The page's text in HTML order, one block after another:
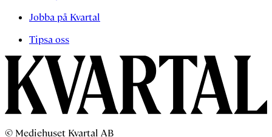
Jobba på Kvartal
Tipsa oss
© Mediehuset Kvartal AB